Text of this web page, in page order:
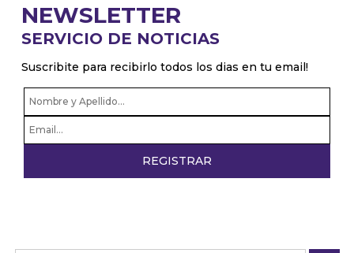
NEWSLETTER
SERVICIO DE NOTICIAS
Suscribite para recibirlo todos los dias en tu email!